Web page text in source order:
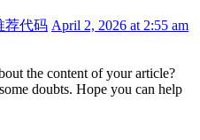
荐代码 April 2, 2026 at 2:55 am
the content of your article?
doubts. Hope you can help